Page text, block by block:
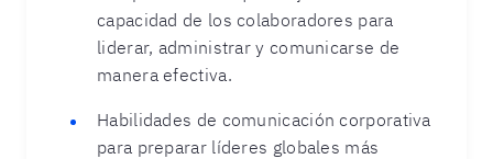
capacidad de los colaboradores para
liderar, administrar y comunicarse de
manera efectiva.
Habilidades de comunicación corporativa
para preparar líderes globales más